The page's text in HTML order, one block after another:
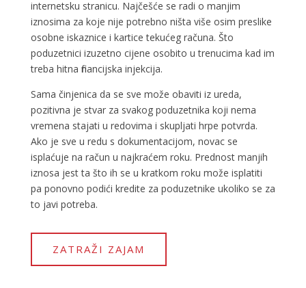
internetsku stranicu. Najčešće se radi o manjim
iznosima za koje nije potrebno ništa više osim preslike
osobne iskaznice i kartice tekućeg računa. Što
poduzetnici izuzetno cijene osobito u trenucima kad im
treba hitna financijska injekcija.
Sama činjenica da se sve može obaviti iz ureda,
pozitivna je stvar za svakog poduzetnika koji nema
vremena stajati u redovima i skupljati hrpe potvrda.
Ako je sve u redu s dokumentacijom, novac se
isplaćuje na račun u najkraćem roku. Prednost manjih
iznosa jest ta što ih se u kratkom roku može isplatiti
pa ponovno podići kredite za poduzetnike ukoliko se za
to javi potreba.
ZATRAŽI ZAJAM